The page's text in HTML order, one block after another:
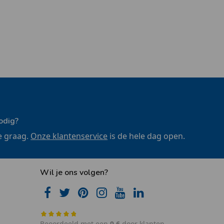
graag. Onze klantenservice is de hele dag open.
Wil je ons volgen?